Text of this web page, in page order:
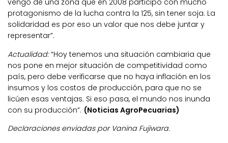
vengo de una zona que en 2008 participó con mucho
protagonismo de la lucha contra la 125, sin tener soja. La
solidaridad es por eso un valor que nos debe juntar y
representar”.
Actualidad:“Hoy tenemos una situación cambiaria que
nos pone en mejor situación de competitividad como
país, pero debe verificarse que no haya inflación en los
insumos y los costos de producción, para que no se
licúen esas ventajas. Si eso pasa, el mundo nos inunda
con su producción”. (Noticias AgroPecuarias)
Declaraciones enviadas por Vanina Fujiwara.